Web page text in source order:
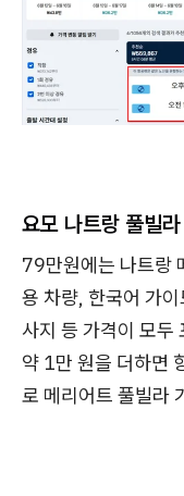
요모 나트랑 풀빌
79만원에는 나트랑
용 차량, 한국어 가
사지 등 가격이 모두
약 1만 원을 더하면
로 메리어트 풀빌라